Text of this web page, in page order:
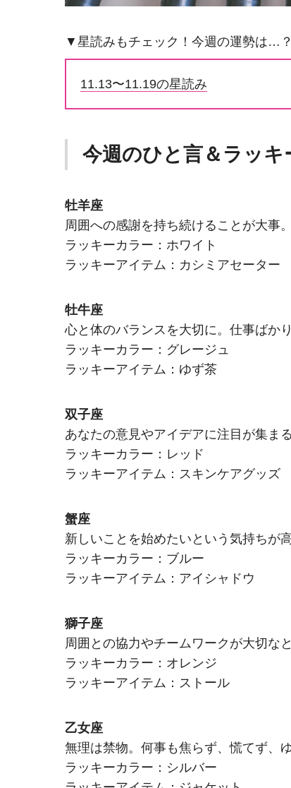
▼星読みもチェック！今週の運勢は…？
11.13〜11.19の星読み
今週のひと言＆ラッキ
牡羊座
周囲への感謝を持ち続けることが大事
ラッキーカラー：ホワイト
ラッキーアイテム：カシミアセーター
牡牛座
心と体のバランスを大切に。仕事ばか
ラッキーカラー：グレージュ
ラッキーアイテム：ゆず茶
双子座
あなたの意見やアイデアに注目が集ま
ラッキーカラー：レッド
ラッキーアイテム：スキンケアグッズ
蟹座
新しいことを始めたいという気持ちが
ラッキーカラー：ブルー
ラッキーアイテム：アイシャドウ
獅子座
周囲との協力やチームワークが大切な
ラッキーカラー：オレンジ
ラッキーアイテム：ストール
乙女座
無理は禁物。何事も焦らず、慌てず、
ラッキーカラー：シルバー